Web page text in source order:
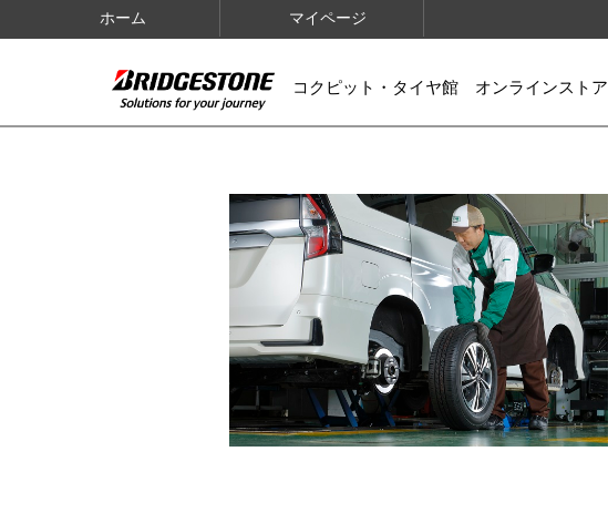
ホーム マイページ
コクピット・タイヤ館 オンラインストア
IMAGES